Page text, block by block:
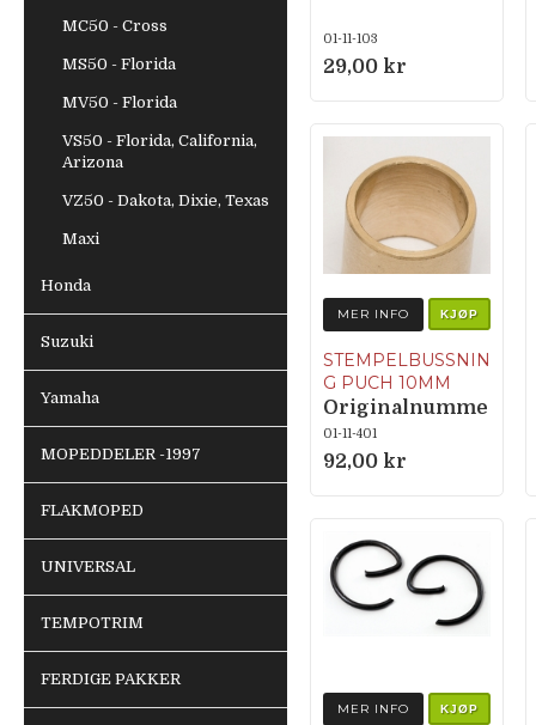
MC50 - Cross
MS50 - Florida
MV50 - Florida
VS50 - Florida, California,
Arizona
VZ50 - Dakota, Dixie, Texas
Maxi
Honda
Suzuki
Yamaha
MOPEDDELER -1997
FLAKMOPED
UNIVERSAL
TEMPOTRIM
FERDIGE PAKKER
01-11-103
29,00 kr
MER INFO KJØP
STEMPELBUSSNIN
G PUCH 10MM
Originalnumme
r 050.1052
01-11-401
92,00 kr
MER INFO KJØP